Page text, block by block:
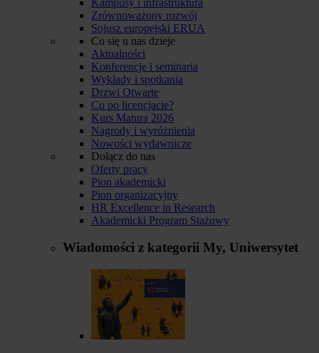
Zrównoważony rozwój
Sojusz europejski ERUA
Co się u nas dzieje
Aktualności
Konferencje i seminaria
Wykłady i spotkania
Drzwi Otwarte
Co po licencjacie?
Kurs Matura 2026
Nagrody i wyróżnienia
Nowości wydawnicze
Dołącz do nas
Oferty pracy
Pion akademicki
Pion organizacyjny
HR Excellence in Research
Akademicki Program Stażowy
Wiadomości z kategorii My, Uniwersytet